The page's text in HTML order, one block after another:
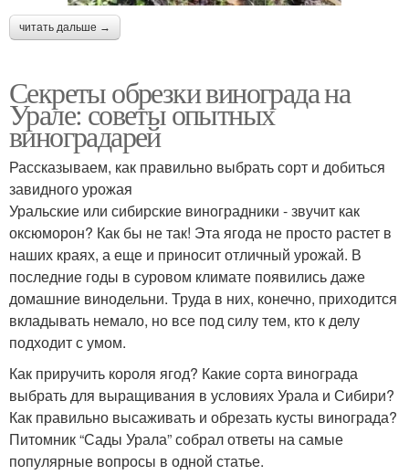
читать дальше →
Секреты обрезки винограда на
Урале: советы опытных
виноградарей
Рассказываем, как правильно выбрать сорт и добиться
завидного урожая
Уральские или сибирские виноградники - звучит как
оксюморон? Как бы не так! Эта ягода не просто растет в
наших краях, а еще и приносит отличный урожай. В
последние годы в суровом климате появились даже
домашние винодельни. Труда в них, конечно, приходится
вкладывать немало, но все под силу тем, кто к делу
подходит с умом.
Как приручить короля ягод? Какие сорта винограда
выбрать для выращивания в условиях Урала и Сибири?
Как правильно высаживать и обрезать кусты винограда?
Питомник “Сады Урала” собрал ответы на самые
популярные вопросы в одной статье.